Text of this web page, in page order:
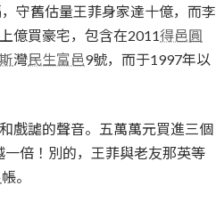
守舊估量王菲身家達十億，而李
億買豪宅，包含在2011得邑圓
灣民生富邑9號，而于1997年以
戲謔的聲音。五萬萬元買進三個
倍！別的，王菲與老友那英等
帳。